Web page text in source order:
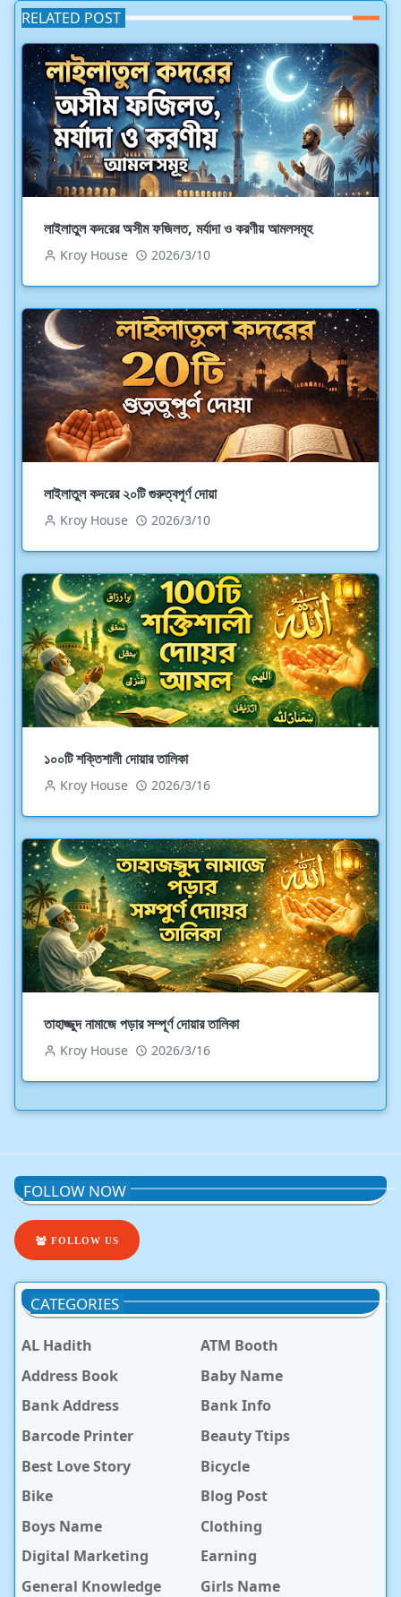
RELATED POST
লাইলাতুল কদরের অসীম ফজিলত, মর্যাদা ও করণীয় আমলসমূহ
Kroy House 2026/3/10
লাইলাতুল কদরের ২০টি গুরুত্বপূর্ণ দোয়া
Kroy House 2026/3/10
১০০টি শক্তিশালী দোয়ার তালিকা
Kroy House 2026/3/16
তাহাজ্জুদ নামাজে পড়ার সম্পূর্ণ দোয়ার তালিকা
Kroy House 2026/3/16
FOLLOW NOW
FOLLOW US
CATEGORIES
AL Hadith
ATM Booth
Address Book
Baby Name
Bank Address
Bank Info
Barcode Printer
Beauty Ttips
Best Love Story
Bicycle
Bike
Blog Post
Boys Name
Clothing
Digital Marketing
Earning
General Knowledge
Girls Name